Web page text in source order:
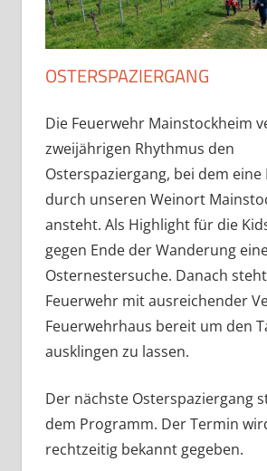
OSTERSPAZIERGANG
Die Feuerwehr Mainstockheim
zweijährigen Rhythmus den
Osterspaziergang, bei dem eine
durch unseren Weinort
ansteht. Als Highlight für die
gegen Ende der Wanderung
Osternestersuche. Danach
Feuerwehr mit ausreichender
Feuerwehrhaus bereit um den
ausklingen zu lassen.
Der nächste Osterspaziergang
dem Programm. Der Termin
rechtzeitig bekannt gegeben.